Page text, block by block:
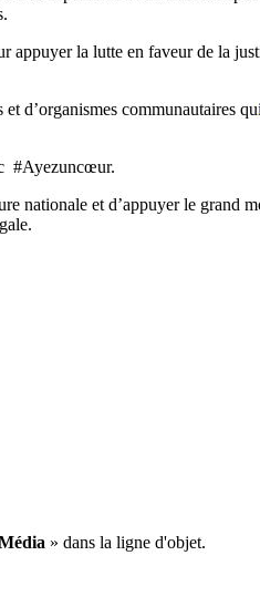
appuyer la lutte en faveur de la
d’organismes communautaires qui
#Ayezuncœur.
et d’appuyer le grand
» dans la ligne d'objet.